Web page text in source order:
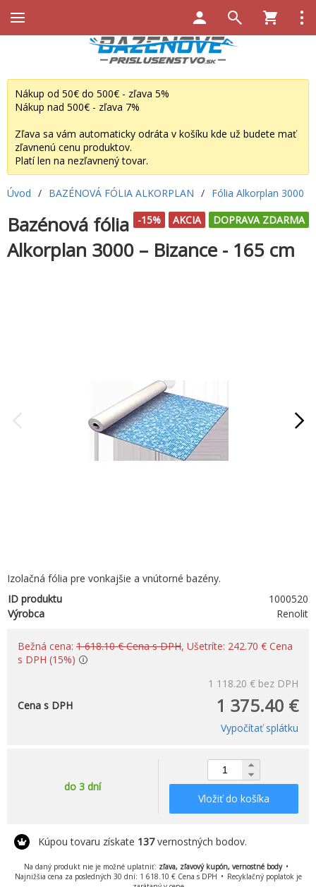
Nákup od 50€ do 500€ - zľava 5%
Nákup nad 500€ - zľava 7%
Zľava sa vám automaticky odráta v košíku kde už budete mať
zľavnenú cenu produktov.
Platí len na nezľavnený tovar.
Úvod / BAZÉNOVÁ FÓLIA ALKORPLAN / Fólia Alkorplan 3000
DOPRAVA ZDARMA
AKCIA
-15%
Bazénová fólia
Alkorplan 3000 – Bizance - 165 cm
Izolačná fólia pre vonkajšie a vnútorné bazény.
ID produktu
1000520
Výrobca
Renolit
Bežná cena: 1 618.10 € Cena s DPH, Ušetríte: 242.70 € Cena
s DPH (15%)
1 118.20 € bez DPH
1 375.40 €
Cena s DPH
Vypočítať splátku
do 3 dní
Vložiť do košíka
Kúpou tovaru získate 137vernostných bodov.
Na daný produkt nie je možné uplatniť: zľava, zľavový kupón, vernostné body
Najnižšia cena za posledných 30 dní: 1 618.10 € Cena s DPH
Recyklačný poplatok je